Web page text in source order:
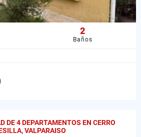
2
Baños
DE 4 DEPARTAMENTOS EN CERRO
VALPARAISO